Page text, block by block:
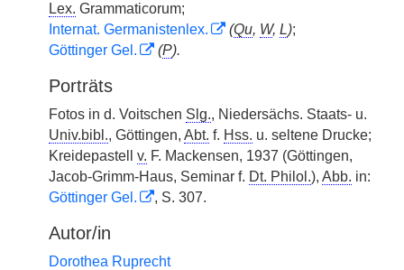
Lex. Grammaticorum;
Internat. Germanistenlex.
(Qu, W, L);
Göttinger Gel.
(P).
Porträts
Fotos in d. Voitschen Slg., Niedersächs. Staats- u.
Univ.bibl., Göttingen, Abt. f. Hss. u. seltene Drucke;
Kreidepastell v. F. Mackensen, 1937 (Göttingen,
Jacob-Grimm-Haus, Seminar f. Dt. Philol.), Abb. in:
Göttinger Gel.
, S. 307.
Autor/in
Dorothea Ruprecht